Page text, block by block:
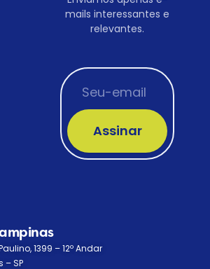
mails interessantes e
relevantes.
Assinar
1399 – 12º Andar
– SP